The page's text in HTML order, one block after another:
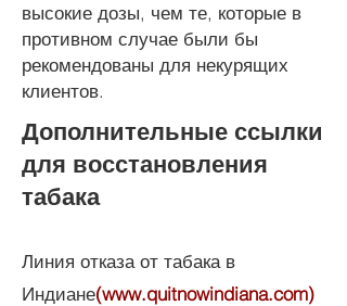
высокие дозы, чем те, которые в
противном случае были бы
рекомендованы для некурящих
клиентов.
Дополнительные ссылки
для восстановления
табака
Линия отказа от табака в
Индиане(www.quitnowindiana.com)